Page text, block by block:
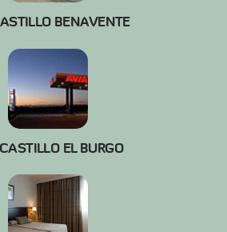
BENAVENTE
EL BURGO